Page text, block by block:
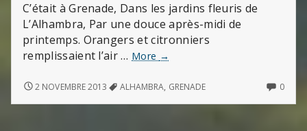
C’était à Grenade, Dans les jardins fleuris de
L’Alhambra, Par une douce après-midi de
printemps. Orangers et citronniers
remplissaient l’air … More Eaux
l’Alhambra
→
EAUX
2 NOVEMBRE 2013 ALHAMBRA, GRENADE 0NO